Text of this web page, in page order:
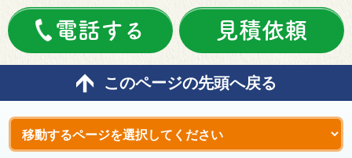
電話する 見積依頼
このページの先頭へ戻る